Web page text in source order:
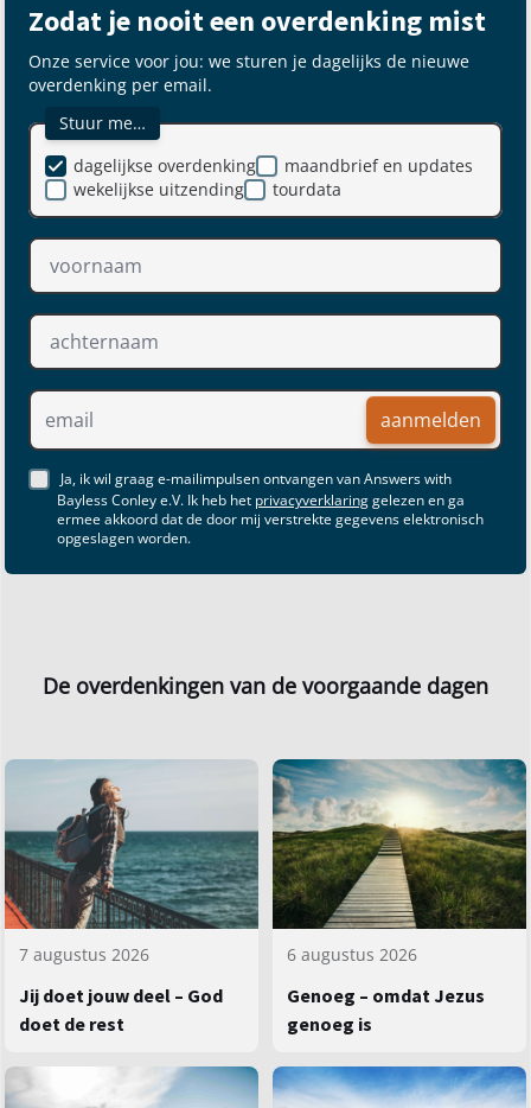
Zodat je nooit een overdenking mist
Onze service voor jou: we sturen je dagelijks de nieuwe
overdenking per email.
Stuur me…
maandbrief en updates
dagelijkse overdenking
wekelijkse uitzending
tourdata
aanmelden
Ja, ik wil graag e-mailimpulsen ontvangen van Answers with
Bayless Conley e.V. Ik heb het privacyverklaringgelezen en ga
ermee akkoord dat de door mij verstrekte gegevens elektronisch
opgeslagen worden.
De overdenkingen van de voorgaande dagen
7 augustus 2026
Jij doet jouw deel – God
doet de rest
6 augustus 2026
Genoeg – omdat Jezus
genoeg is